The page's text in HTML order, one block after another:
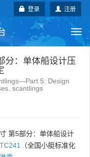
注册
登录
地方标准
国际标准
分：单体船设计压
5: Design
scantlings
第5部分：单体船设计
TC241
（全国小艇标准化